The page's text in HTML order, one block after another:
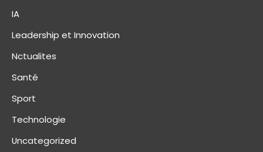
IA
Leadership et Innovation
Nctualites
Santé
Sport
Technologie
Uncategorized